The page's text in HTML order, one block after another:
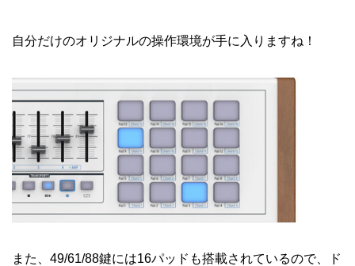
自分だけのオリジナルの操作環境が手に入りますね！
また、49/61/88鍵には16パッドも搭載されているので、ド